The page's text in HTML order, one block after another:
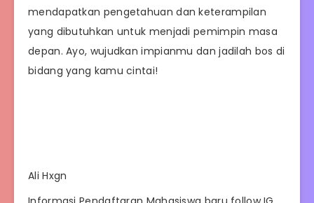
mendapatkan pengetahuan dan keterampilan
yang dibutuhkan untuk menjadi pemimpin masa
depan. Ayo, wujudkan impianmu dan jadilah bos di
bidang yang kamu cintai!
Ali Hxgn